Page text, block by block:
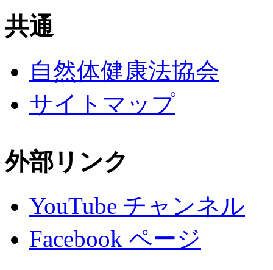
共通
自然体健康法協会
サイトマップ
外部リンク
YouTube チャンネル
Facebook ページ